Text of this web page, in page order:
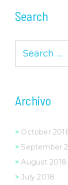
Search
for:
Archivo
October
September
August 2018
July 2018